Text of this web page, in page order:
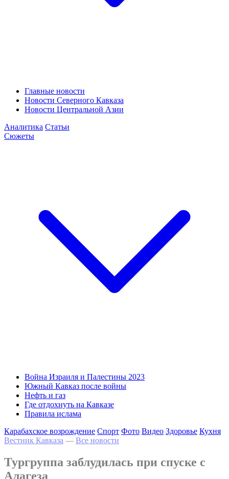
Главные новости
Новости Северного Кавказа
Новости Центральной Азии
Аналитика Статьи
Сюжеты
Война Израиля и Палестины 2023
Южный Кавказ после войны
Нефть и газ
Где отдохнуть на Кавказе
Правила ислама
Карабахское возрождение Спорт Фото Видео Здоровье Кухня
Вестник Кавказа — Все новости
Тургруппа заблудилась при спуске с
Алагеза